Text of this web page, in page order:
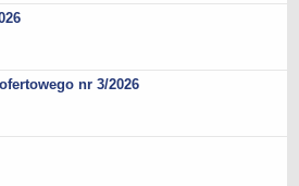
PEDAGOGICZNE
nr 3/2026